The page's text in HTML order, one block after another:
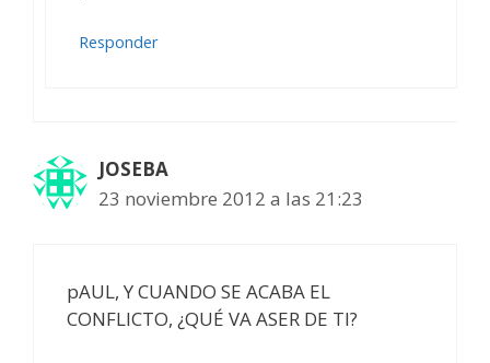
Responder
JOSEBA
23 noviembre 2012 a las 21:23
pAUL, Y CUANDO SE ACABA EL
CONFLICTO, ¿QUÉ VA ASER DE TI?